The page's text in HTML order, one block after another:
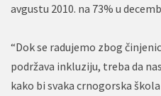
avgustu 2010. na 73% u
“Dok se radujemo zbog
podržava inkluziju, treba da
kako bi svaka crnogorska